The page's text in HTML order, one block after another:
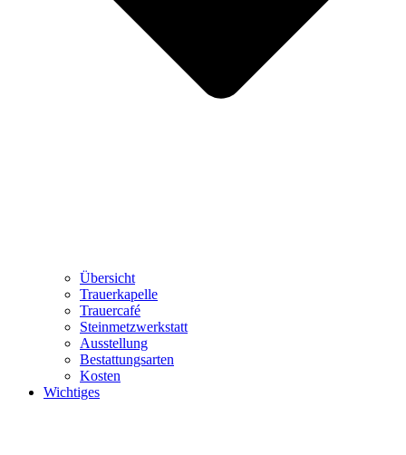
Übersicht
Trauerkapelle
Trauercafé
Steinmetzwerkstatt
Ausstellung
Bestattungsarten
Kosten
Wichtiges